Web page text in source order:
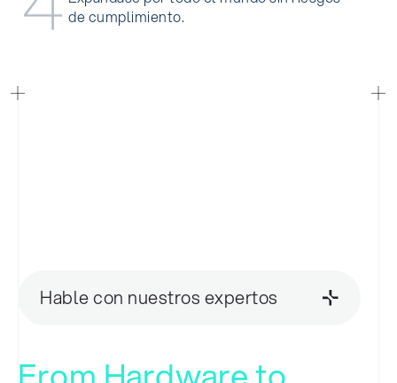
de cumplimiento.
Hable con nuestros expertos